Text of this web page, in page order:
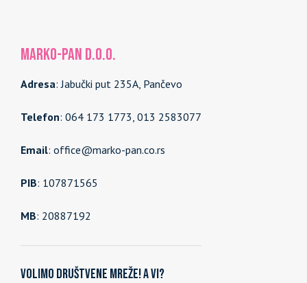
MARKO-PAN d.o.o.
Adresa: Jabučki put 235A, Pančevo
Telefon: 064 173 1773, 013 2583077
Email: office@marko-pan.co.rs
PIB: 107871565
MB: 20887192
Volimo društvene mreže! A vi?